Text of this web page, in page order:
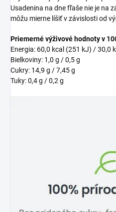
Usadenina na dne fľaše nie je na
môžu mierne líšiť v závislosti od
Priemerné výživové hodnoty v
Energia: 60,0 kcal (251 kJ) / 30,0
Bielkoviny: 1,0 g / 0,5 g
Cukry: 14,9 g / 7,45 g
Tuky: 0,4 g / 0,2 g